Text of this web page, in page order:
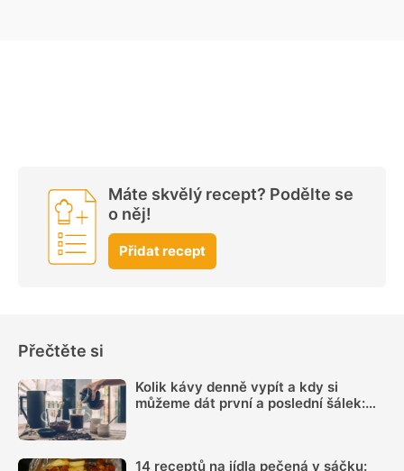
Máte skvělý recept? Podělte se
o něj!
Přidat recept
Přečtěte si
Kolik kávy denně vypít a kdy si
můžeme dát první a poslední šálek:
14 receptů na jídla pečená v sáčku: